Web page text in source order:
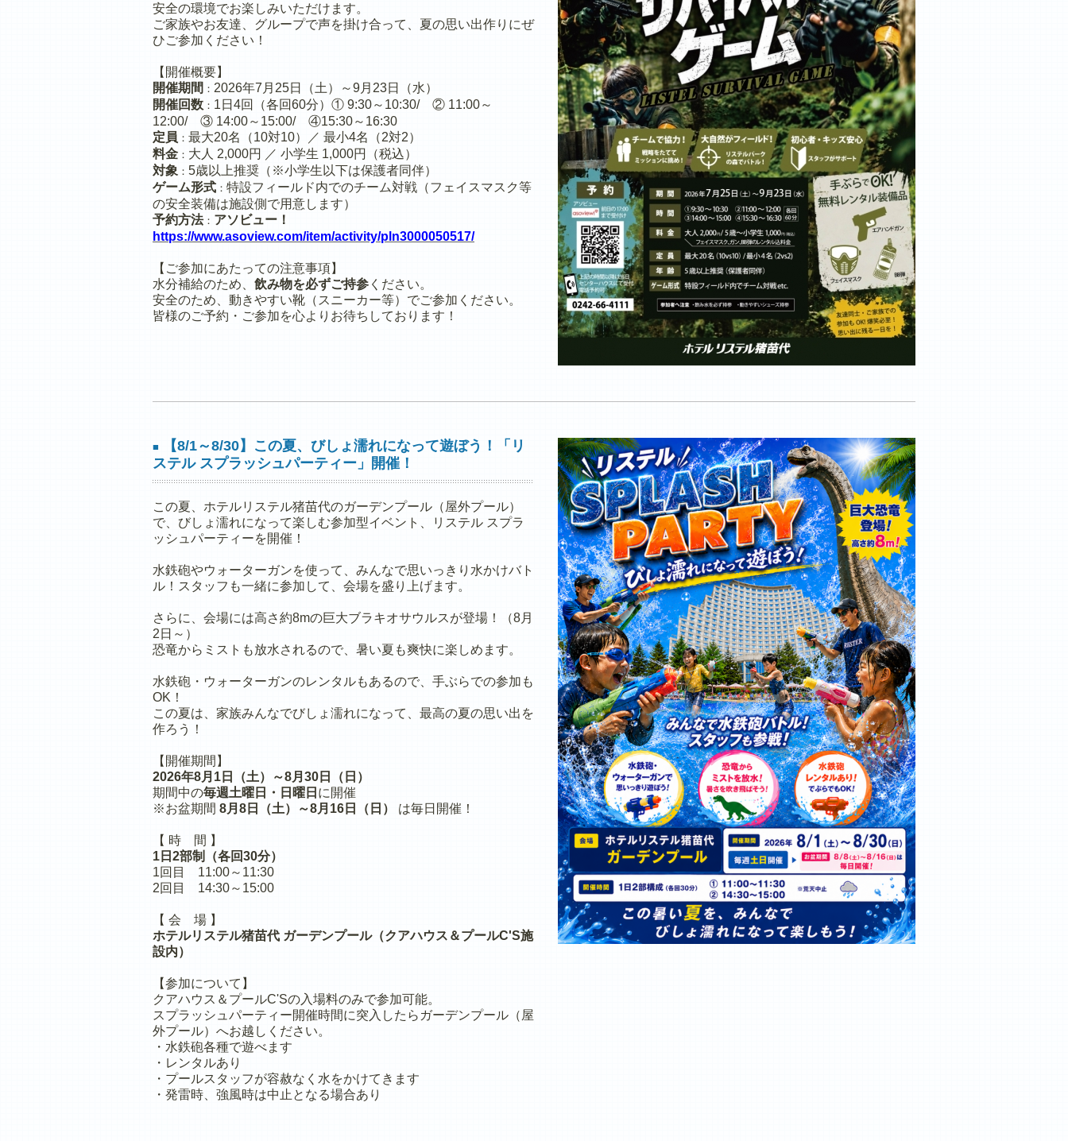
安全の環境でお楽しみいただけます。
ご家族やお友達、グループで声を掛け合って、夏の思い出作りにぜ
ひご参加ください！
【開催概要】
開催期間 ： 2026年7月25日（土）～9月23日（水）
開催回数 ： 1日4回（各回60分）① 9:30～10:30/ ② 11:00～
12:00/ ③ 14:00～15:00/ ④15:30～16:30
定員 ： 最大20名（10対10）／ 最小4名（2対2）
料金 ： 大人 2,000円 ／ 小学生 1,000円（税込）
対象 ： 5歳以上推奨（※小学生以下は保護者同伴）
ゲーム形式 ： 特設フィールド内でのチーム対戦（フェイスマスク等
の安全装備は施設側で用意します）
予約方法： アソビュー！
https://www.asoview.com/item/activity/pln3000050517/
【ご参加にあたっての注意事項】
水分補給のため、 飲み物を必ずご持参 ください。
安全のため、動きやすい靴（スニーカー等）でご参加ください。
皆様のご予約・ご参加を心よりお待ちしております！
■
【8/1～8/30】この夏、びしょ濡れになって遊ぼう！「リ
ステル スプラッシュパーティー」開催！
この夏、ホテルリステル猪苗代のガーデンプール（屋外プール）
で、びしょ濡れになって楽しむ参加型イベント、リステル スプラ
ッシュパーティーを開催！
水鉄砲やウォーターガンを使って、みんなで思いっきり水かけバト
ル！スタッフも一緒に参加して、会場を盛り上げます。
さらに、会場には高さ約8mの巨大ブラキオサウルスが登場！（8月
2日～）
恐竜からミストも放水されるので、暑い夏も爽快に楽しめます。
水鉄砲・ウォーターガンのレンタルもあるので、手ぶらでの参加も
OK！
この夏は、家族みんなでびしょ濡れになって、最高の夏の思い出を
作ろう！
【開催期間】
2026年8月1日（土）～8月30日（日）
期間中の毎週土曜日・日曜日 に開催
※お盆期間 8月8日（土）～8月16日（日） は毎日開催！
【 時 間 】
1日2部制（各回30分）
1回目 11:00～11:30
2回目 14:30～15:00
【 会 場 】
ホテルリステル猪苗代 ガーデンプール（クアハウス＆プールC'S施
設内）
【参加について】
クアハウス＆プールC'Sの入場料のみで参加可能。
スプラッシュパーティー開催時間に突入したらガーデンプール（屋
外プール）へお越しください。
・水鉄砲各種で遊べます
・レンタルあり
・プールスタッフが容赦なく水をかけてきます
・発雷時、強風時は中止となる場合あり